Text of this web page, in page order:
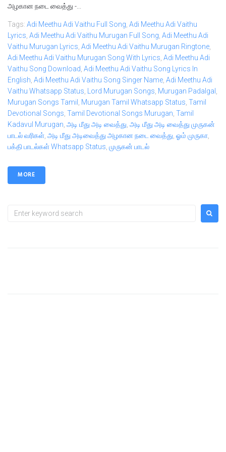
அழகான நடை வைத்து -...
Tags: Adi Meethu Adi Vaithu Full Song, Adi Meethu Adi Vaithu
Lyrics, Adi Meethu Adi Vaithu Murugan Full Song, Adi Meethu Adi
Vaithu Murugan Lyrics, Adi Meethu Adi Vaithu Murugan Ringtone,
Adi Meethu Adi Vaithu Murugan Song With Lyrics, Adi Meethu Adi
Vaithu Song Download, Adi Meethu Adi Vaithu Song Lyrics In
English, Adi Meethu Adi Vaithu Song Singer Name, Adi Meethu Adi
Vaithu Whatsapp Status, Lord Murugan Songs, Murugan Padalgal ,
Murugan Songs Tamil , Murugan Tamil Whatsapp Status, Tamil
Devotional Songs, Tamil Devotional Songs Murugan, Tamil
Kadavul Murugan, அடி மீது அடி வைத்து, அடி மீது அடி வைத்து முருகன்
பாடல் வரிகள், அடி மீது அடிவைத்து அழகான நடை வைத்து, ஓம் முருகா,
பக்தி பாடல்கள் Whatsapp Status, முருகன் பாடல்
MORE